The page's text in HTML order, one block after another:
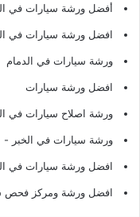
أفضل ورشة سيارات في
افضل ورشة سيارات في
ورشة سيارات في الدمام
افضل ورشة سيارات
ورشة اصلاح سيارات في
ورشة سيارات في الخبر -
افضل ورشة سيارات في
افضل ورشة ومركز فحص